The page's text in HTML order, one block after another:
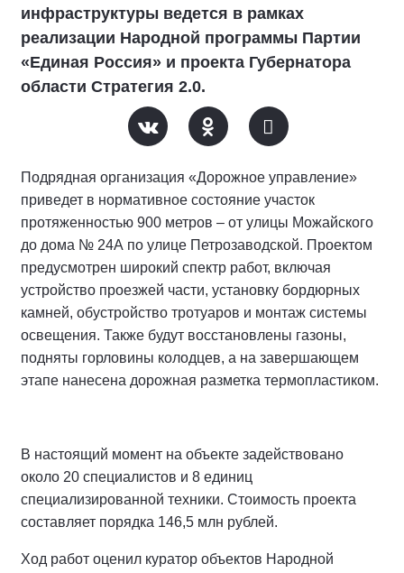
инфраструктуры ведется в рамках
реализации Народной программы Партии
«Единая Россия» и проекта Губернатора
области Стратегия 2.0.
Подрядная организация «Дорожное управление»
приведет в нормативное состояние участок
протяженностью 900 метров – от улицы Можайского
до дома № 24А по улице Петрозаводской. Проектом
предусмотрен широкий спектр работ, включая
устройство проезжей части, установку бордюрных
камней, обустройство тротуаров и монтаж системы
освещения. Также будут восстановлены газоны,
подняты горловины колодцев, а на завершающем
этапе нанесена дорожная разметка термопластиком.
В настоящий момент на объекте задействовано
около 20 специалистов и 8 единиц
специализированной техники. Стоимость проекта
составляет порядка 146,5 млн рублей.
Ход работ оценил куратор объектов Народной